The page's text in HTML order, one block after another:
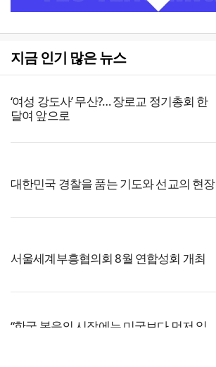
지금 인기 많은 뉴스
‘여성 강도사’ 무산?… 장로교 정기총회 한
달여 앞으로
대한민국 경찰을 품는 기도와 선교의 현장
서울세계부흥협의회 8월 연합성회 개최
“한국 복음의 시작에는 미국보다 먼저 일